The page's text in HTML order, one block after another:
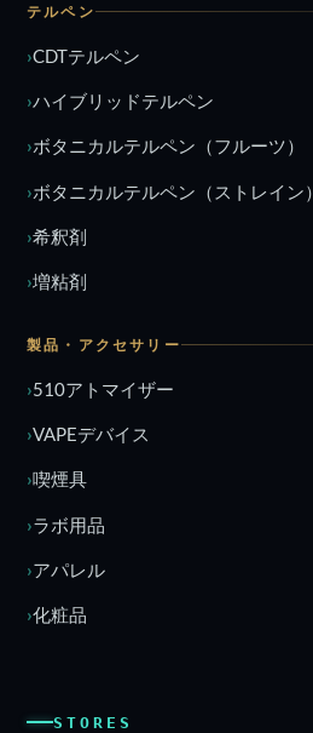
テルペン
CDTテルペン
ハイブリッドテルペン
ボタニカルテルペン（フルーツ）
ボタニカルテルペン（ストレイン）
希釈剤
増粘剤
製品・アクセサリー
510アトマイザー
VAPEデバイス
喫煙具
ラボ用品
アパレル
化粧品
STORES